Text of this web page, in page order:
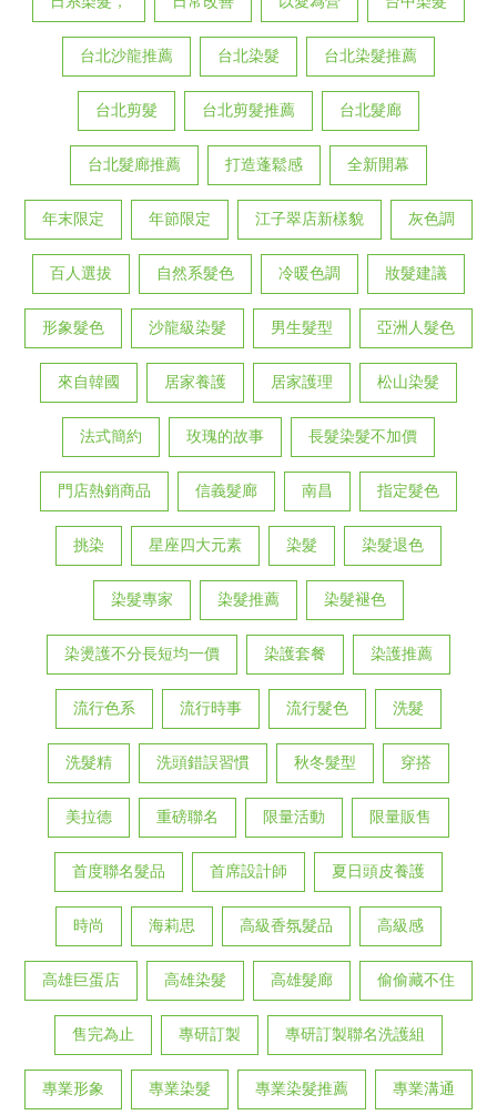
台北沙龍推薦 台北染髮 台北染髮推薦
台北剪髮 台北剪髮推薦 台北髮廊
台北髮廊推薦 打造蓬鬆感 全新開幕
年末限定 年節限定 江子翠店新樣貌 灰色調
百人選拔 自然系髮色 冷暖色調 妝髮建議
形象髮色 沙龍級染髮 男生髮型 亞洲人髮色
來自韓國 居家養護 居家護理 松山染髮
法式簡約 玫瑰的故事 長髮染髮不加價
門店熱銷商品 信義髮廊 南昌 指定髮色
挑染 星座四大元素 染髮 染髮退色
染髮專家 染髮推薦 染髮褪色
染燙護不分長短均一價 染護套餐 染護推薦
流行色系 流行時事 流行髮色 洗髮
洗髮精 洗頭錯誤習慣 秋冬髮型 穿搭
美拉德 重磅聯名 限量活動 限量販售
首度聯名髮品 首席設計師 夏日頭皮養護
時尚 海莉思 高級香氛髮品 高級感
高雄巨蛋店 高雄染髮 高雄髮廊 偷偷藏不住
售完為止 專研訂製 專研訂製聯名洗護組
專業形象 專業染髮 專業染髮推薦 專業溝通